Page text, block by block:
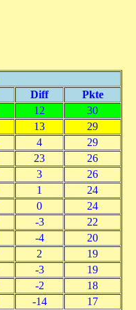
Diff
Pkte
12
30
13
29
4
29
23
26
3
26
1
24
0
24
-3
22
-4
20
2
19
-3
19
-2
18
-14
17